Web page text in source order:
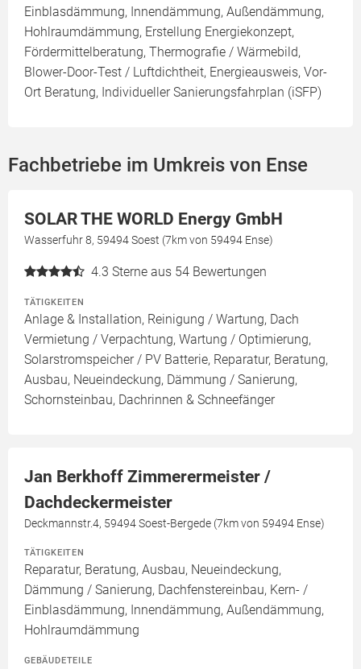
Einblasdämmung, Innendämmung, Außendämmung,
Hohlraumdämmung, Erstellung Energiekonzept,
Fördermittelberatung, Thermografie / Wärmebild,
Blower-Door-Test / Luftdichtheit, Energieausweis, Vor-
Ort Beratung, Individueller Sanierungsfahrplan (iSFP)
Fachbetriebe im Umkreis von Ense
SOLAR THE WORLD Energy GmbH
Wasserfuhr 8, 59494 Soest (7km von 59494 Ense)
4.3 Sterne aus 54 Bewertungen
TÄTIGKEITEN
Anlage & Installation, Reinigung / Wartung, Dach
Vermietung / Verpachtung, Wartung / Optimierung,
Solarstromspeicher / PV Batterie, Reparatur, Beratung,
Ausbau, Neueindeckung, Dämmung / Sanierung,
Schornsteinbau, Dachrinnen & Schneefänger
Jan Berkhoff Zimmerermeister /
Dachdeckermeister
Deckmannstr.4, 59494 Soest-Bergede (7km von 59494 Ense)
TÄTIGKEITEN
Reparatur, Beratung, Ausbau, Neueindeckung,
Dämmung / Sanierung, Dachfenstereinbau, Kern- /
Einblasdämmung, Innendämmung, Außendämmung,
Hohlraumdämmung
GEBÄUDETEILE